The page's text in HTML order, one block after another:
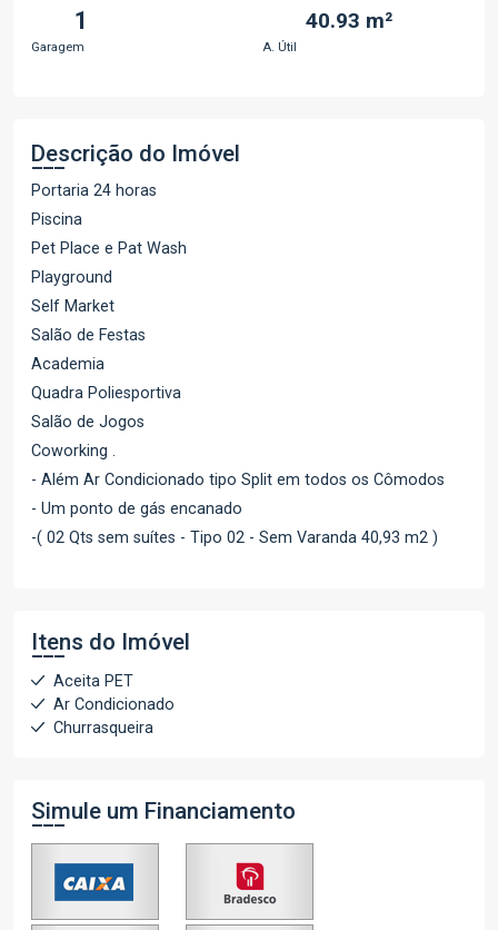
1
Garagem
40.93 m²
A. Útil
Descrição do Imóvel
Portaria 24 horas
Piscina
Pet Place e Pat Wash
Playground
Self Market
Salão de Festas
Academia
Quadra Poliesportiva
Salão de Jogos
Coworking .
- Além Ar Condicionado tipo Split em todos os Cômodos
- Um ponto de gás encanado
-( 02 Qts sem suítes - Tipo 02 - Sem Varanda 40,93 m2 )
Itens do Imóvel
Aceita PET
Ar Condicionado
Churrasqueira
Simule um Financiamento